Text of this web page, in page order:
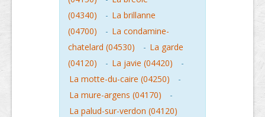
(04340)
- La brillanne
(04700)
- La condamine-
chatelard (04530)
- La garde
(04120)
- La javie (04420)
-
La motte-du-caire (04250)
-
La mure-argens (04170)
-
La palud-sur-verdon (04120)